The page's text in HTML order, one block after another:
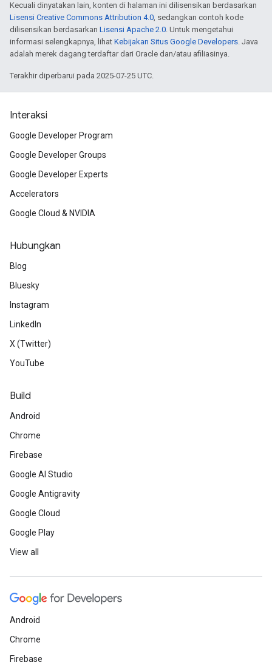
Kecuali dinyatakan lain, konten di halaman ini dilisensikan berdasarkan
Lisensi Creative Commons Attribution 4.0, sedangkan contoh kode
dilisensikan berdasarkan Lisensi Apache 2.0. Untuk mengetahui
informasi selengkapnya, lihat Kebijakan Situs Google Developers. Java
adalah merek dagang terdaftar dari Oracle dan/atau afiliasinya.
Terakhir diperbarui pada 2025-07-25 UTC.
Interaksi
Google Developer Program
Google Developer Groups
Google Developer Experts
Accelerators
Google Cloud & NVIDIA
Hubungkan
Blog
Bluesky
Instagram
LinkedIn
X (Twitter)
YouTube
Build
Android
Chrome
Firebase
Google AI Studio
Google Antigravity
Google Cloud
Google Play
View all
Android
Chrome
Firebase